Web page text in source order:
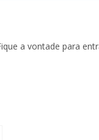
a vontade para